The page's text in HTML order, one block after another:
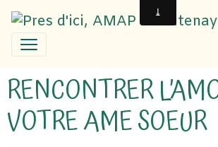
RENCONTRER
VOTRE AME SOEUR